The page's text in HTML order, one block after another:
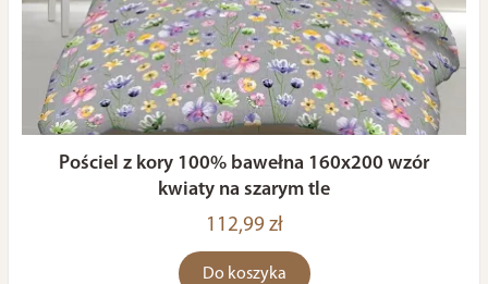
Pościel z kory 100% bawełna 160x200 wzór
kwiaty na szarym tle
112,99 zł
Do koszyka